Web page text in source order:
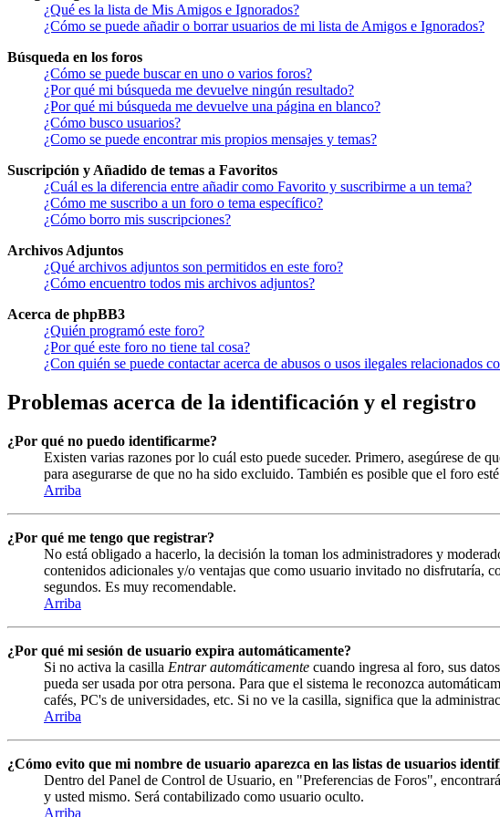
¿Qué es la lista de Mis Amigos e Ignorados?
¿Cómo se puede añadir o borrar usuarios de mi lista de Amigos e Ignorados?
Búsqueda en los foros
¿Cómo se puede buscar en uno o varios foros?
¿Por qué mi búsqueda me devuelve ningún resultado?
¿Por qué mi búsqueda me devuelve una página en blanco?
¿Cómo busco usuarios?
¿Como se puede encontrar mis propios mensajes y temas?
Suscripción y Añadido de temas a Favoritos
¿Cuál es la diferencia entre añadir como Favorito y suscribirme a un tema?
¿Cómo me suscribo a un foro o tema específico?
¿Cómo borro mis suscripciones?
Archivos Adjuntos
¿Qué archivos adjuntos son permitidos en este foro?
¿Cómo encuentro todos mis archivos adjuntos?
Acerca de phpBB3
¿Quién programó este foro?
¿Por qué este foro no tiene tal cosa?
¿Con quién se puede contactar acerca de abusos o usos ilegales relacionados
Problemas acerca de la identificación y el registro
¿Por qué no puedo identificarme?
Existen varias razones por lo cuál esto puede suceder. Primero, asegúrese de
para asegurarse de que no ha sido excluido. También es posible que el foro
Arriba
¿Por qué me tengo que registrar?
No está obligado a hacerlo, la decisión la toman los administradores y
contenidos adicionales y/o ventajas que como usuario invitado no disfrutaría,
segundos. Es muy recomendable.
Arriba
¿Por qué mi sesión de usuario expira automáticamente?
Si no activa la casilla Entrar automáticamente cuando ingresa al foro, sus
pueda ser usada por otra persona. Para que el sistema le reconozca
cafés, PC's de universidades, etc. Si no ve la casilla, significa que la
Arriba
¿Cómo evito que mi nombre de usuario aparezca en las listas de usuarios
Dentro del Panel de Control de Usuario, en "Preferencias de Foros",
y usted mismo. Será contabilizado como usuario oculto.
Arriba